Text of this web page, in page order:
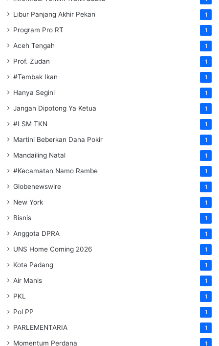
Libur Panjang Akhir Pekan 1
Program Pro RT 1
Aceh Tengah 1
Prof. Zudan 1
#Tembak Ikan 1
Hanya Segini 1
Jangan Dipotong Ya Ketua 1
#LSM TKN 1
Martini Beberkan Dana Pokir 1
Mandailing Natal 1
#Kecamatan Namo Rambe 1
Globenewswire 1
New York 1
Bisnis 1
Anggota DPRA 1
UNS Home Coming 2026 1
Kota Padang 1
Air Manis 1
PKL 1
Pol PP 1
PARLEMENTARIA 1
Momentum Perdana 1